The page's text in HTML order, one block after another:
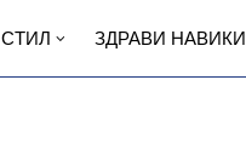
СТИЛ ЗДРАВИ НАВИКИ